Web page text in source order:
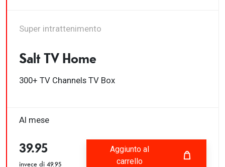
Super intrattenimento
Salt TV Home
300+ TV Channels TV Box
Al mese
39.95
invece di 49.95
Aggiunto al
carrello